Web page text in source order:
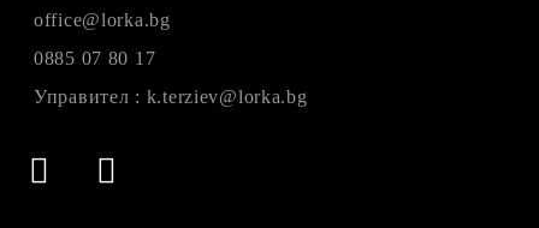
office@lorka.bg
0885 07 80 17
Управител : k.terziev@lorka.bg